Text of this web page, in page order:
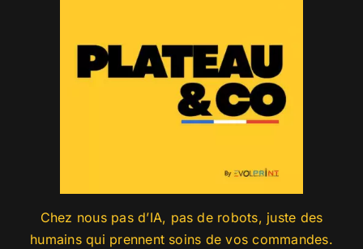
Chez nous pas d’IA, pas de robots, juste des
humains qui prennent soins de vos commandes.